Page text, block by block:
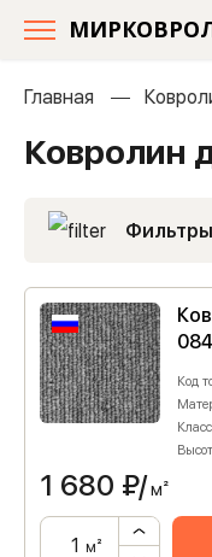
Главная
Ковролин
Фильтры
084
Код
1 680 ₽/м²
м²